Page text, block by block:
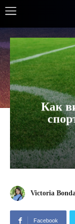
Как
Victoria
Facebook